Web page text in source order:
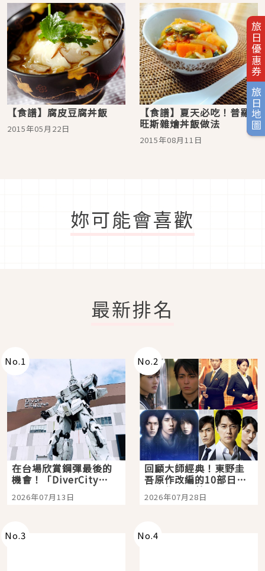
旅日優惠券
旅日地圖
【食譜】腐皮豆腐丼飯
2015年05月22日
【食譜】夏天必吃！普羅
旺斯雜燴丼飯做法
2015年08月11日
妳可能會喜歡
最新排名
No.1
在台場欣賞鋼彈最後的
機會！「DiverCity
Tokyo Plaza」搭船、
購物、美食及夜景，一
2026年07月13日
No.2
回顧大師經典！東野圭
吾原作改編的10部日本
影視作品推薦
2026年07月28日
No.3 No.4